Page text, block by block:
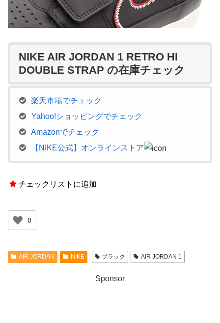
NIKE AIR JORDAN 1 RETRO HI
DOUBLE STRAP の在庫チェック
楽天市場でチェック
Yahoo!ショッピングでチェック
Amazonでチェック
【NIKE公式】オンラインストア
チェックリストに追加
0
AIR JORDAN NIKE ブラック AIR JORDAN 1
Sponsor